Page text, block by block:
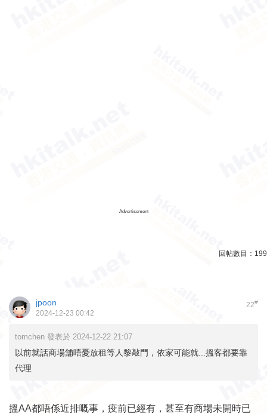
Advertisement
回帖數目： 199
22#
jpoon
2024-12-23 00:42
tomchen 發表於 2024-12-22 21:07
以前就話商場舖唔憂放租等人黎敲門，依家可能就...搵客都要靠
代理
搵AA都唔係近排嘅事，疫前已經有，甚至有商場未開時已